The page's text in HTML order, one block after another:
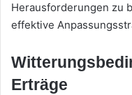
Herausforderungen zu
effektive
Erträge